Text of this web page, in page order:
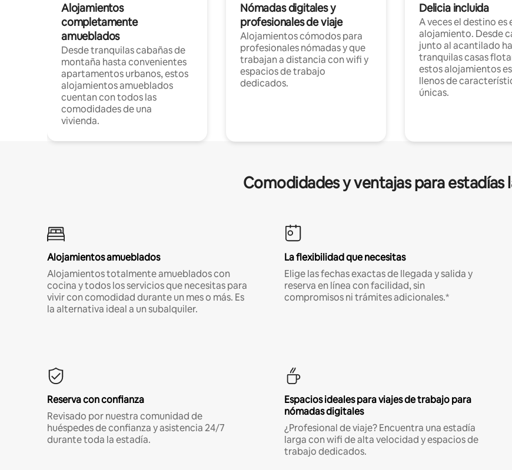
Alojamientos
completamente
amueblados
Desde tranquilas cabañas de
montaña hasta convenientes
apartamentos urbanos, estos
alojamientos amueblados
cuentan con todos las
comodidades de una
vivienda.
Nómadas digitales y
profesionales de viaje
Alojamientos cómodos para
profesionales nómadas y que
trabajan a distancia con wifi y
espacios de trabajo
dedicados.
Delicia incluida
A veces el destino es
alojamiento. Desde
junto al acantilado
tranquilas casas
estos alojamientos
llenos de
únicas.
Comodidades y ventajas para estadías
Alojamientos amueblados
Alojamientos totalmente amueblados con
cocina y todos los servicios que necesitas para
vivir con comodidad durante un mes o más. Es
la alternativa ideal a un subalquiler.
La flexibilidad que necesitas
Elige las fechas exactas de llegada y salida y
reserva en línea con facilidad, sin
compromisos ni trámites adicionales.*
Reserva con confianza
Revisado por nuestra comunidad de
huéspedes de confianza y asistencia 24/7
durante toda la estadía.
Espacios ideales para viajes de trabajo para
nómadas digitales
¿Profesional de viaje? Encuentra una estadía
larga con wifi de alta velocidad y espacios de
trabajo dedicados.